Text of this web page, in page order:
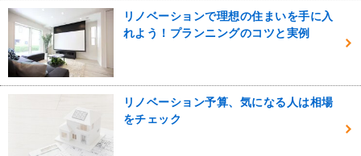
リノベーションで理想の住まいを手に入
れよう！プランニングのコツと実例
リノベーション予算、気になる人は相場
をチェック